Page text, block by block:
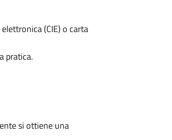
(CIE) o carta
pratica.
si ottiene una